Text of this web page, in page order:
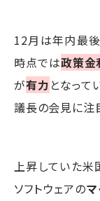
12月は年内最
時点では政策金
が有力 となって
議長の会見に注
上昇していた米
ソフトウェアの